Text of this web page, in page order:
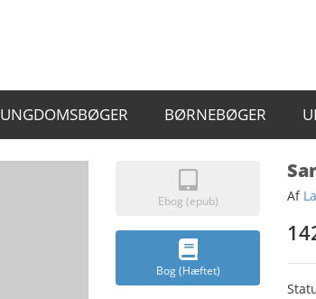
UNGDOMSBØGER BØRNEBØGER
Ebog (epub)
Bog (Hæftet)
Af